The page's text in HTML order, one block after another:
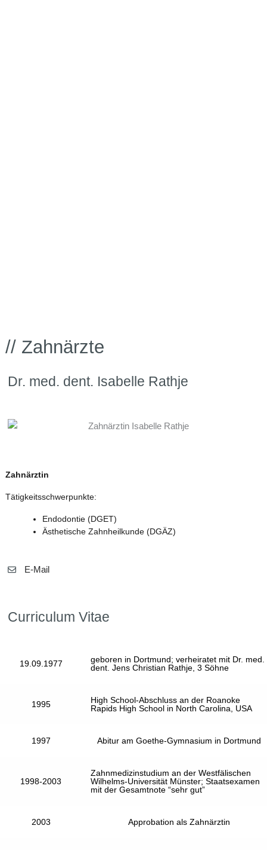
// Zahnärzte
Dr. med. dent. Isabelle Rathje
Zahnärztin
Tätigkeitsschwerpunkte:
Endodontie (DGET)
Ästhetische Zahnheilkunde (DGÄZ)
E-Mail
Curriculum Vitae​
19.09.1977
geboren in Dortmund; verheiratet mit Dr. med.
dent. Jens Christian Rathje, 3 Söhne
1995
High School-Abschluss an der Roanoke
Rapids High School in North Carolina, USA
1997 Abitur am Goethe-Gymnasium in Dortmund
1998-2003
Zahnmedizinstudium an der Westfälischen
Wilhelms-Universität Münster; Staatsexamen
mit der Gesamtnote “sehr gut”
2003 Approbation als Zahnärztin